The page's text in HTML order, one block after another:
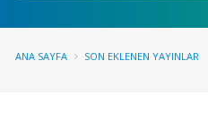
ANA SAYFA SON EKLENEN YAYINLAR